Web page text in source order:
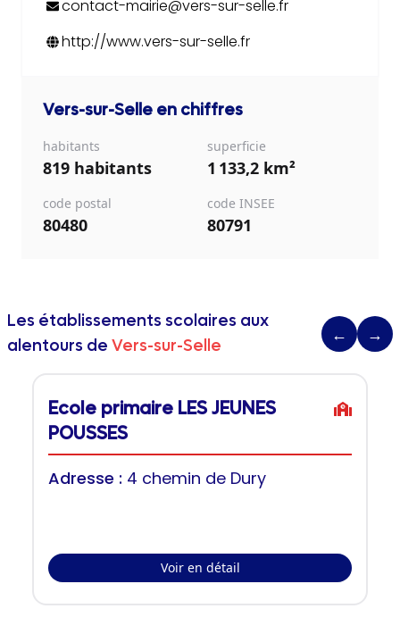
contact-mairie@vers-sur-selle.fr
http://www.vers-sur-selle.fr
Vers-sur-Selle en chiffres
habitants
819 habitants
superficie
1 133,2 km²
code postal
80480
code INSEE
80791
Les établissements scolaires aux
alentours de Vers-sur-Selle
← →
Ecole primaire LES JEUNES
POUSSES
Adresse : 4 chemin de Dury
Voir en détail